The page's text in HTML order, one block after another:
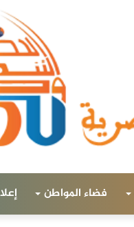
فضاء المواطن